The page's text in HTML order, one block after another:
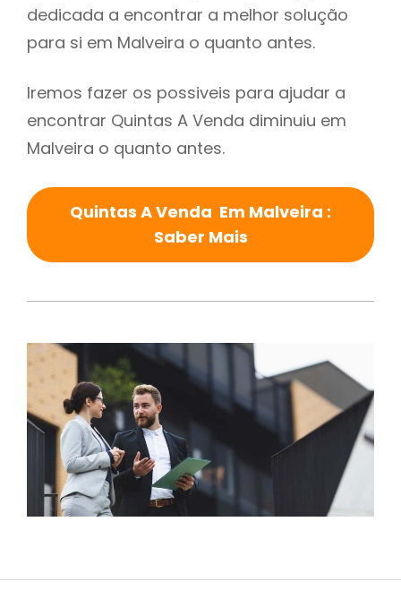
dedicada a encontrar a melhor solução
para si em Malveira o quanto antes.
Iremos fazer os possiveis para ajudar a
encontrar Quintas A Venda diminuiu em
Malveira o quanto antes.
Quintas A Venda Em Malveira :
Saber Mais